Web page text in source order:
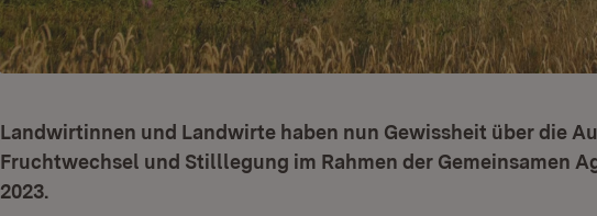
Landwirtinnen und Landwirte haben nun Gewissheit über die
Fruchtwechsel und Stilllegung im Rahmen der Gemeinsamen
2023.